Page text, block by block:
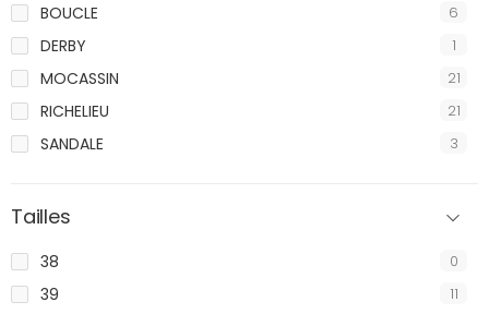
BOUCLE 6
DERBY 1
MOCASSIN 21
RICHELIEU 21
SANDALE 3
Tailles
38 0
39 11